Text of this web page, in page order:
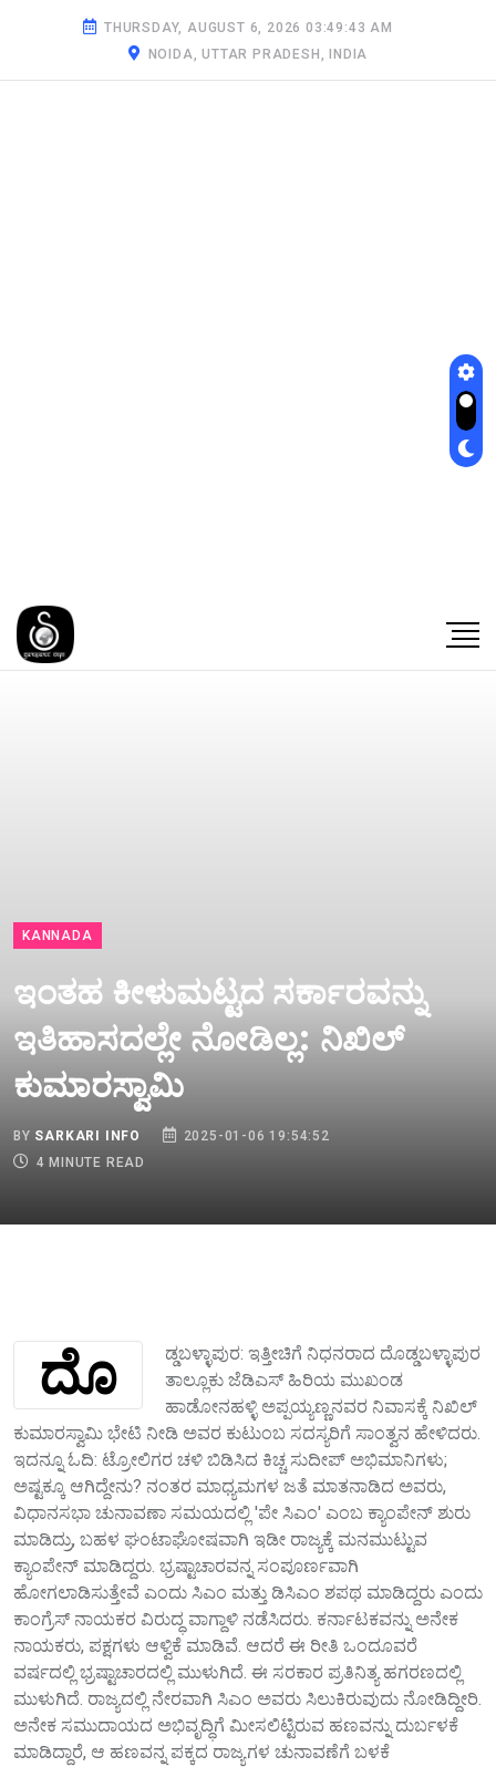
THURSDAY, AUGUST 6, 2026 03:49:44 AM
NOIDA, UTTAR PRADESH, INDIA
KANNADA
ಇಂತಹ ಕೀಳುಮಟ್ಟದ ಸರ್ಕಾರವನ್ನು
ಇತಿಹಾಸದಲ್ಲೇ ನೋಡಿಲ್ಲ: ನಿಖಿಲ್
ಕುಮಾರಸ್ವಾಮಿ
BY SARKARI INFO
2025-01-06 19:54:52
4 MINUTE READ
ದೊಡ್ಡಬಳ್ಳಾಪುರ: ಇತ್ತೀಚಿಗೆ ನಿಧನರಾದ ದೊಡ್ಡಬಳ್ಳಾಪುರ
ತಾಲ್ಲೂಕು ಜೆಡಿಎಸ್ ಹಿರಿಯ ಮುಖಂಡ
ಹಾಡೋನಹಳ್ಳಿ ಅಪ್ಪಯ್ಯಣ್ಣನವರ ನಿವಾಸಕ್ಕೆ ನಿಖಿಲ್
ಕುಮಾರಸ್ವಾಮಿ ಭೇಟಿ ನೀಡಿ ಅವರ ಕುಟುಂಬ ಸದಸ್ಯರಿಗೆ ಸಾಂತ್ವನ ಹೇಳಿದರು.
ಇದನ್ನೂ ಓದಿ: ಟ್ರೋಲಿಗರ ಚಳಿ ಬಿಡಿಸಿದ ಕಿಚ್ಚ ಸುದೀಪ್‌ ಅಭಿಮಾನಿಗಳು;
ಅಷ್ಟಕ್ಕೂ ಆಗಿದ್ದೇನು? ನಂತರ ಮಾಧ್ಯಮಗಳ ಜತೆ ಮಾತನಾಡಿದ ಅವರು,
ವಿಧಾನಸಭಾ ಚುನಾವಣಾ ಸಮಯದಲ್ಲಿ 'ಪೇ ಸಿಎಂ' ಎಂಬ ಕ್ಯಾಂಪೇನ್ ಶುರು
ಮಾಡಿದ್ರು, ಬಹಳ ಘಂಟಾಘೋಷವಾಗಿ ಇಡೀ ರಾಜ್ಯಕ್ಕೆ ಮನಮುಟ್ಟುವ
ಕ್ಯಾಂಪೇನ್ ಮಾಡಿದ್ದರು. ಭ್ರಷ್ಟಾಚಾರವನ್ನ ಸಂಪೂರ್ಣವಾಗಿ
ಹೋಗಲಾಡಿಸುತ್ತೇವೆ ಎಂದು ಸಿಎಂ ಮತ್ತು ಡಿಸಿಎಂ ಶಪಥ ಮಾಡಿದ್ದರು ಎಂದು
ಕಾಂಗ್ರೆಸ್ ನಾಯಕರ ವಿರುದ್ಧ ವಾಗ್ದಾಳಿ ನಡೆಸಿದರು. ಕರ್ನಾಟಕವನ್ನು ಅನೇಕ
ನಾಯಕರು, ಪಕ್ಷಗಳು ಆಳ್ವಿಕೆ ಮಾಡಿವೆ. ಆದರೆ ಈ ರೀತಿ ಒಂದೂವರೆ
ವರ್ಷದಲ್ಲಿ ಭ್ರಷ್ಟಾಚಾರದಲ್ಲಿ ಮುಳುಗಿದೆ. ಈ ಸರಕಾರ ಪ್ರತಿನಿತ್ಯ ಹಗರಣದಲ್ಲಿ
ಮುಳುಗಿದೆ‌. ರಾಜ್ಯದಲ್ಲಿ ನೇರವಾಗಿ ಸಿಎಂ ಅವರು ಸಿಲುಕಿರುವುದು ನೋಡಿದ್ದೀರಿ.
ಅನೇಕ ಸಮುದಾಯದ ಅಭಿವೃದ್ಧಿಗೆ ಮೀಸಲಿಟ್ಟಿರುವ ಹಣವನ್ನು ದುರ್ಬಳಕೆ
ಮಾಡಿದ್ದಾರೆ‌, ಆ ಹಣವನ್ನ ಪಕ್ಕದ ರಾಜ್ಯಗಳ ಚುನಾವಣೆಗೆ ಬಳಕೆ